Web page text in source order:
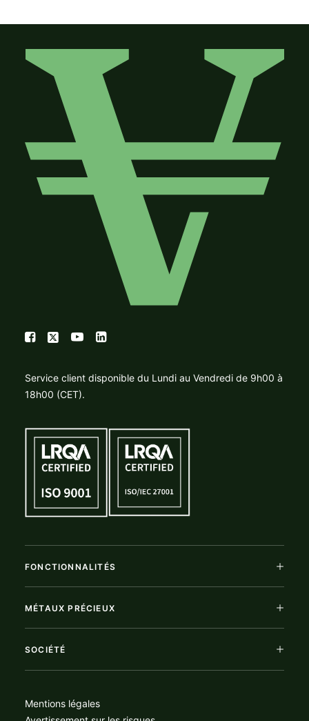
Service client disponible du Lundi au Vendredi de 9h00 à
18h00 (CET).
FONCTIONNALITÉS
MÉTAUX PRÉCIEUX
SOCIÉTÉ
Mentions légales